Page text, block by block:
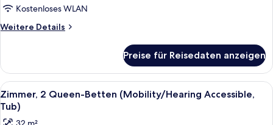
(Hearing
anzeigen
Kostenloses WLAN
Weitere Details
Weitere
1 King-
Bett
(Hearing
Accessible)
Preise für Reisedaten anzeigen
Alle
Fotos
für
Ein Hotelzimmer mit zwei Betten,
5
Zimmer, 2 Queen-Betten (Mobility/Hearing Accessible,
Tub)